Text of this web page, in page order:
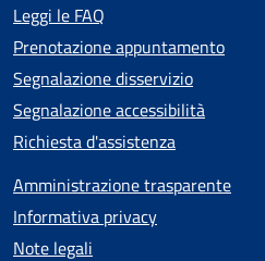
Leggi le FAQ
Prenotazione appuntamento
Segnalazione disservizio
Segnalazione accessibilità
Richiesta d'assistenza
Amministrazione trasparente
Informativa privacy
Note legali